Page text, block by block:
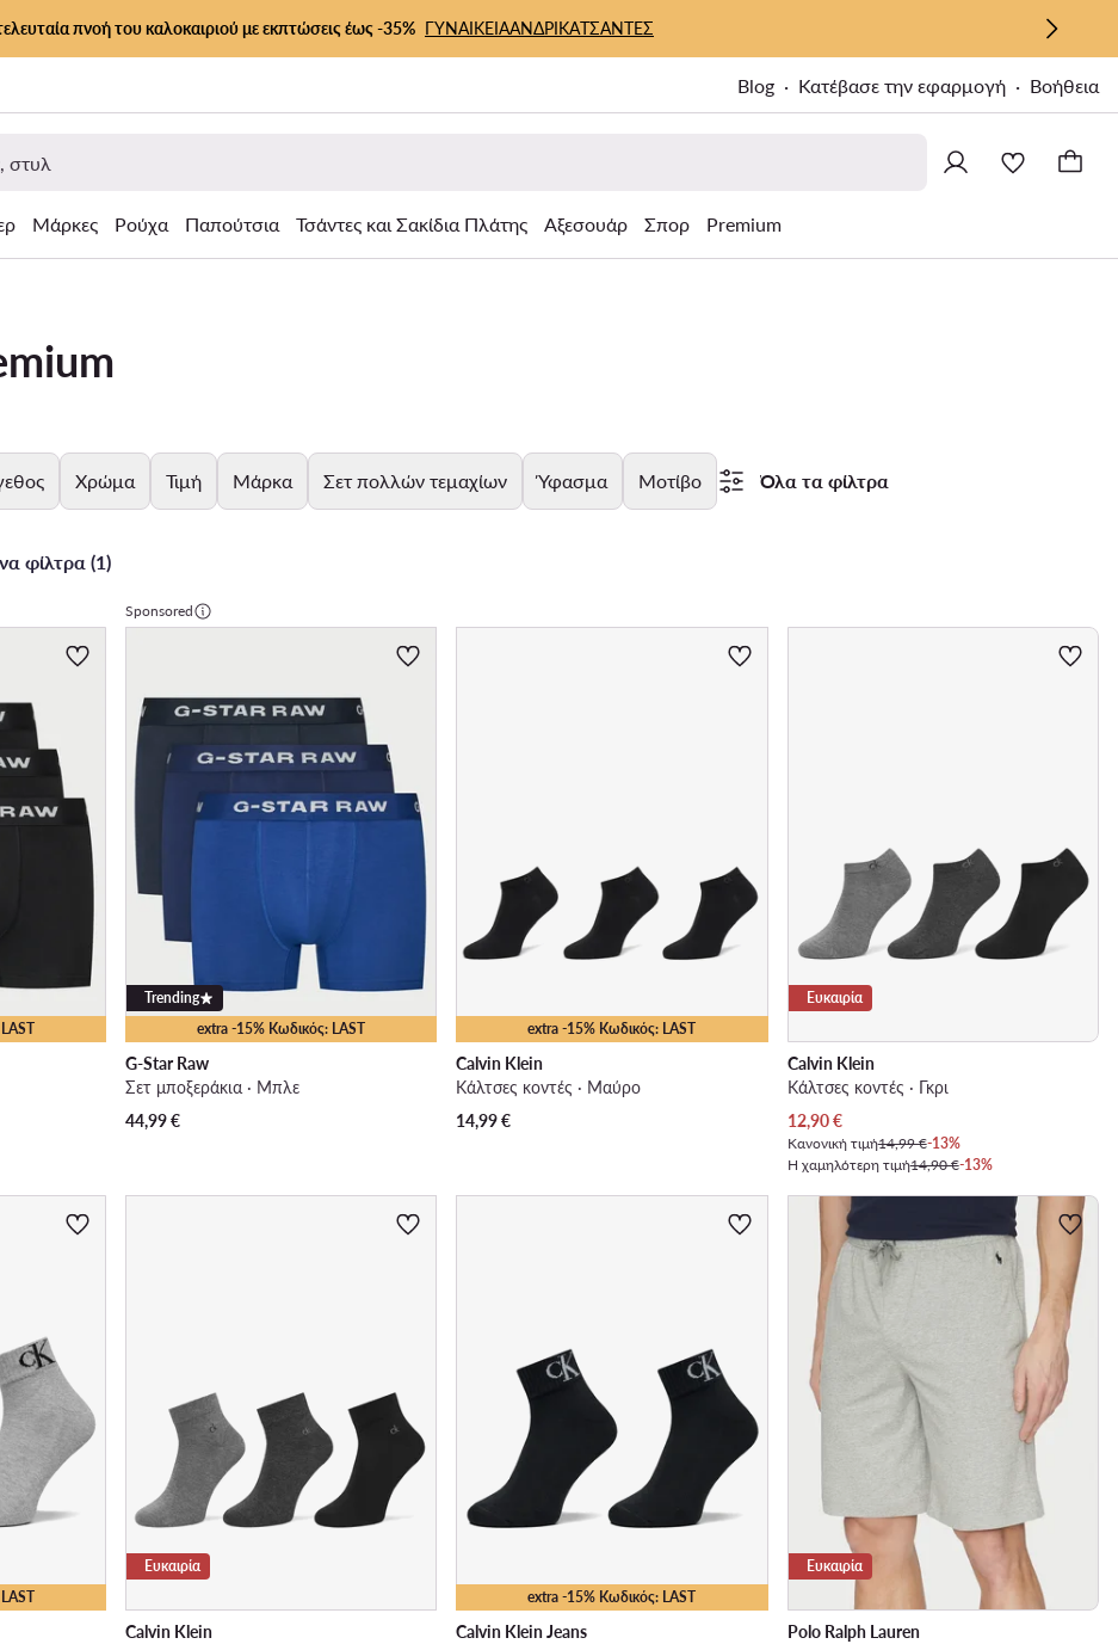
πνοή του καλοκαιριού με εκπτώσεις έως -35% ΓΥΝΑΙΚΕΙΑΑΝΔΡΙΚΑΤΣΑΝΤΕΣ
Blog Κατέβασε την εφαρμογή Βοήθεια
Μάρκες Ρούχα Παπούτσια Τσάντες και Σακίδια Πλάτης Αξεσουάρ Σπορ Premium
Χρώμα Τιμή Μάρκα Σετ πολλών τεμαχίων Ύφασμα Μοτίβο Όλα τα φίλτρα
φίλτρα (1)
Sponsored
extra -15% Κωδικός: LAST
Trending
G-Star Raw
Σετ μποξεράκια · Μπλε
44,99€
extra -15% Κωδικός: LAST
Calvin Klein
Κάλτσες κοντές · Μαύρο
14,99€
Ευκαιρία
Calvin Klein
Κάλτσες κοντές · Γκρι
Τρέχουσα τιμή
12,90€
Κανονική τιμή14,99 €-13%
Η χαμηλότερη τιμή14,90 €-13%
Ευκαιρία
Calvin Klein
extra -15% Κωδικός: LAST
Calvin Klein Jeans
Ευκαιρία
Polo Ralph Lauren